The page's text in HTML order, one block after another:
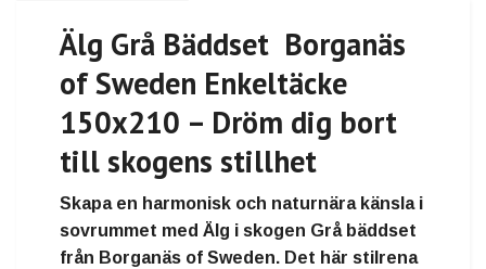
Älg Grå Bäddset Borganäs
of Sweden Enkeltäcke
150x210 – Dröm dig bort
till skogens stillhet
Skapa en harmonisk och naturnära känslai
sovrummet med Älg i skogen Grå bäddset
från Borganäs of Sweden. Det här stilrena